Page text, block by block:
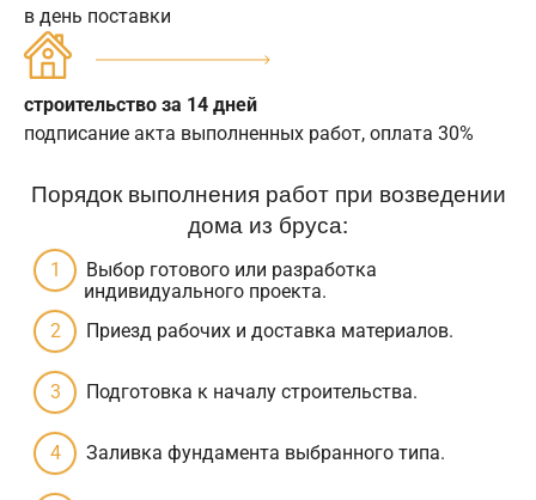
в день поставки
строительство за 14 дней
подписание акта выполненных работ, оплата 30%
Порядок выполнения работ при возведении
дома из бруса:
Выбор готового или разработка
индивидуального проекта.
Приезд рабочих и доставка материалов.
Подготовка к началу строительства.
Заливка фундамента выбранного типа.